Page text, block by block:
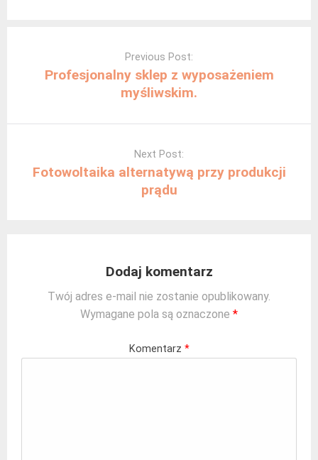
Previous Post:
Profesjonalny sklep z wyposażeniem
myśliwskim.
Next Post:
Fotowoltaika alternatywą przy produkcji
prądu
Dodaj komentarz
Twój adres e-mail nie zostanie opublikowany.
Wymagane pola są oznaczone *
Komentarz *